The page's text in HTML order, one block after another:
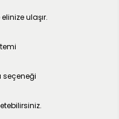
ulaşır.
seçeneği